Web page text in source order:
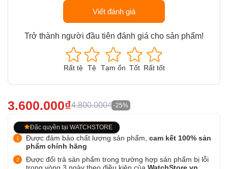
Viết đánh giá
Trở thành người đầu tiên đánh giá cho sản phẩm!
Rất tệ Tệ Tạm ổn Tốt Rất tốt
3.600.000₫4.800.000₫ -25%
Đặc quyền tại WATCHSTORE
Được đảm bảo chất lượng sản phẩm, cam kết 100% sản
phẩm chính hãng
Được đổi trả sản phẩm trong trường hợp sản phẩm bị lỗi